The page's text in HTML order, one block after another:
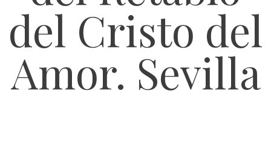
del Cristo del
Amor. Sevilla